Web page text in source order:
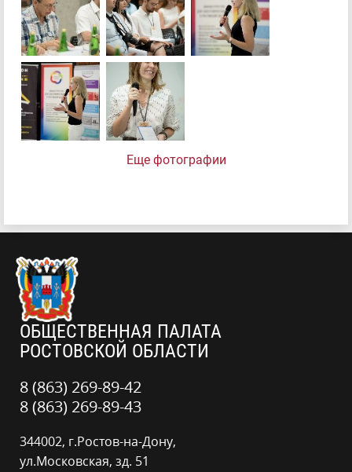
Еще фотографии
ОБЩЕСТВЕННАЯ ПАЛАТА
РОСТОВСКОЙ ОБЛАСТИ
8 (863) 269-89-42
8 (863) 269-89-43
344002, г.Ростов-на-Дону,
ул.Московская, зд. 51